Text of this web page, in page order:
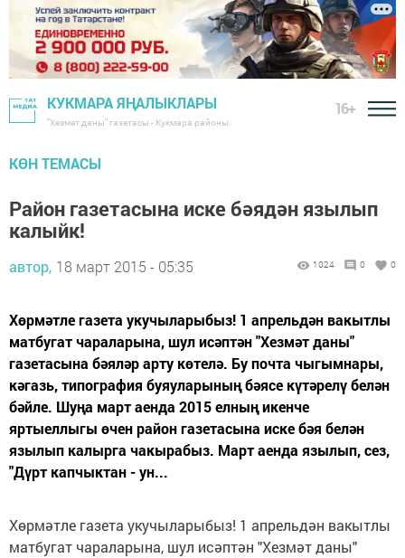
КУКМАРА ЯҢАЛЫКЛАРЫ
"Хезмәт даны" газетасы - Кукмара районы
16+
КӨН ТЕМАСЫ
Район газетасына иске бәядән язылып
калыйк!
автор, 18 март 2015 - 05:35 1024 0 0
Хөрмәтле газета укучыларыбыз! 1 апрельдән вакытлы
матбугат чараларына, шул исәптән "Хезмәт даны"
газетасына бәяләр арту көтелә. Бу почта чыгымнары,
кәгазь, типография буяуларының бәясе күтәрелү белән
бәйле. Шуңа март аенда 2015 елның икенче
яртыеллыгы өчен район газетасына иске бәя белән
язылып калырга чакырабыз. Март аенда язылып, сез,
"Дүрт капчыктан - ун...
Хөрмәтле газета укучыларыбыз! 1 апрельдән вакытлы
матбугат чараларына, шул исәптән "Хезмәт даны"